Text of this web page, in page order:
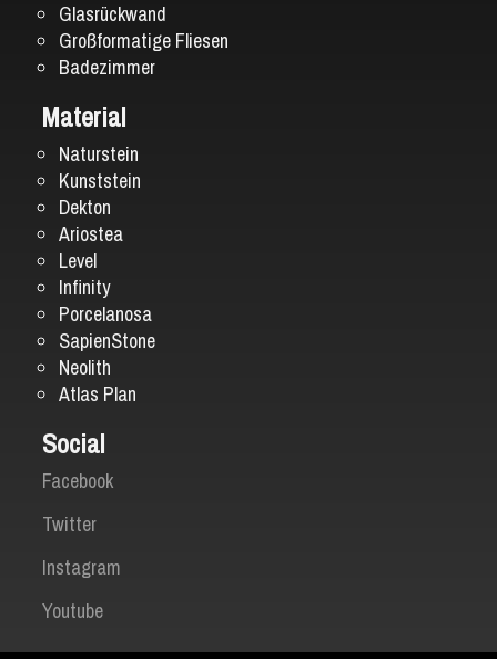
Glasrückwand
Großformatige Fliesen
Badezimmer
Material
Naturstein
Kunststein
Dekton
Ariostea
Level
Infinity
Porcelanosa
SapienStone
Neolith
Atlas Plan
Social
Facebook
Twitter
Instagram
Youtube